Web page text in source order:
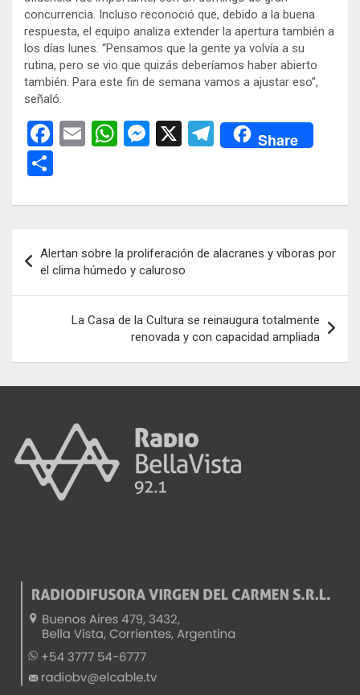
concurrencia. Incluso reconoció que, debido a la buena
respuesta, el equipo analiza extender la apertura también a
los días lunes. “Pensamos que la gente ya volvía a su
rutina, pero se vio que quizás deberíamos haber abierto
también. Para este fin de semana vamos a ajustar eso”,
señaló.
F
b
o
k
E
W
s
p
p
M
n
er
X
T
gr
m
Share
m
ar
tir
de
entradas
Alertan sobre la proliferación de alacranes y víboras por
el clima húmedo y caluroso
La Casa de la Cultura se reinaugura totalmente
renovada y con capacidad ampliada